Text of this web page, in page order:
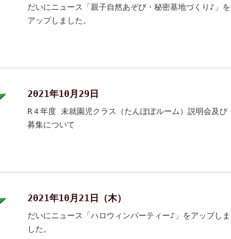
だいにニュース「親子自然あぞび・秘密基地づくり♪」を
アップしました。
2021年10月29日
R４年度 未就園児クラス（たんぽぽルーム）説明会及び
募集について
2021年10月21日（木）
だいにニュース「ハロウィンパーティー♪」をアップしま
した。